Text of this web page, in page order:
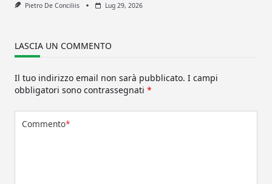
Pietro De Conciliis Lug 29, 2026
LASCIA UN COMMENTO
Il tuo indirizzo email non sarà pubblicato. I campi
obbligatori sono contrassegnati *
Commento*